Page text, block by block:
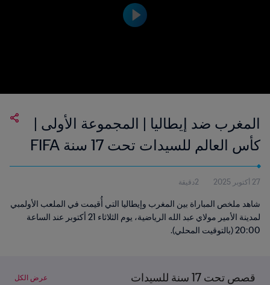
المغرب ضد إيطاليا | المجموعة الأولى |
كأس العالم للسيدات تحت 17 سنة FIFA
2025™ | الملخص
27 أكتوبر 2025 2دقيقة
شاهد ملخص المباراة بين المغرب وإيطاليا التي أُقيمت في الملعب الأولمبي
لمدينة الأمير مولاي عبد الله الرياضية، يوم الثلاثاء 21 أكتوبر عند الساعة
20:00 (بالتوقيت المحلي).
قصص تحت 17 سنة للسيدات عرض الكل